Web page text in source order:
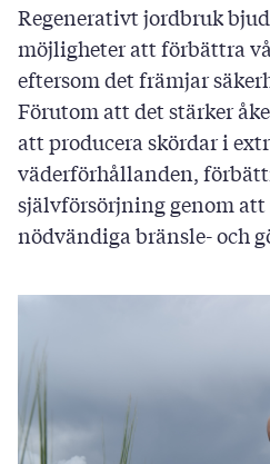
Regenerativt jordbruk
möjligheter att förbättra
eftersom det främjar
Förutom att det stärker
att producera skördar i
väderförhållanden,
självförsörjning genom
nödvändiga bränsle- och